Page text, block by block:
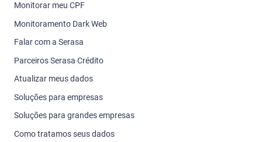
Monitorar meu CPF
Monitoramento Dark Web
Falar com a Serasa
Parceiros Serasa Crédito
Atualizar meus dados
Soluções para empresas
Soluções para grandes empresas
Como tratamos seus dados